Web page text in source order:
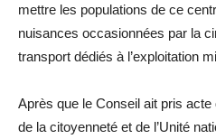
mettre les populations de ce
nuisances occasionnées par la
transport dédiés à l’exploitation
Après que le Conseil ait pris
de la citoyenneté et de l’Unité